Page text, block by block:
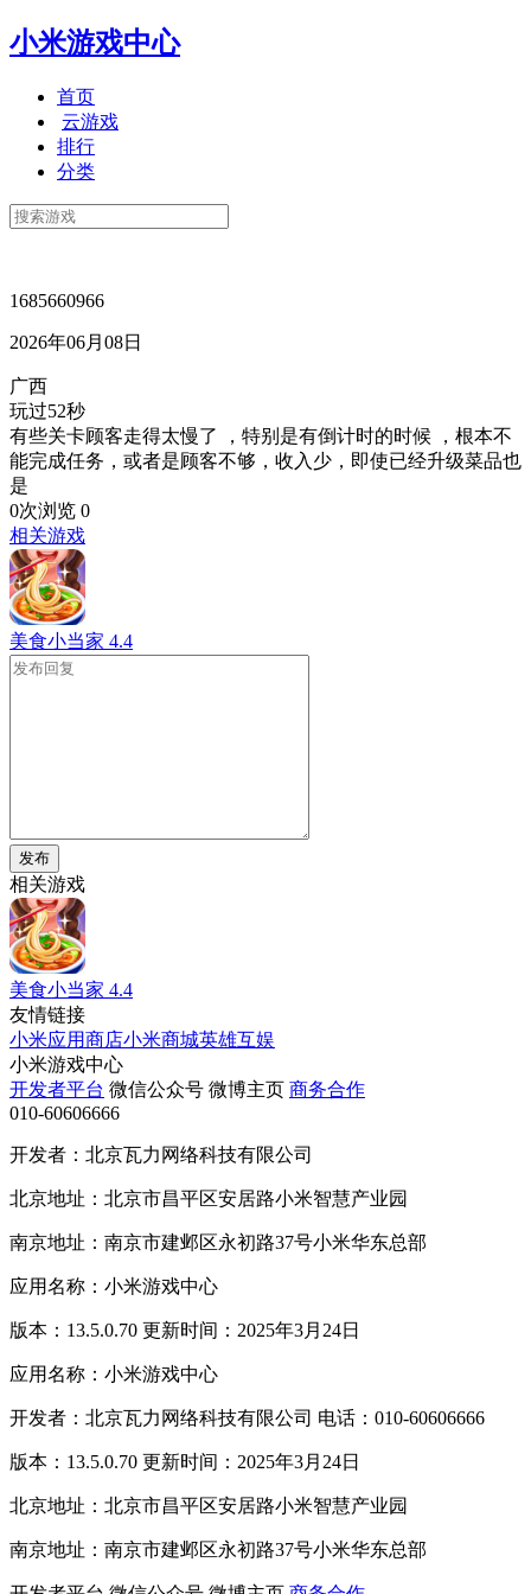
小米游戏中心
首页
云游戏
排行
分类
1685660966
2026年06月08日
广西
玩过52秒
有些关卡顾客走得太慢了 ，特别是有倒计时的时候 ，根本不
能完成任务，或者是顾客不够，收入少，即使已经升级菜品也
是
0次浏览 0
相关游戏
美食小当家 4.4
发布
相关游戏
美食小当家 4.4
友情链接
小米应用商店小米商城英雄互娱
小米游戏中心
开发者平台 微信公众号 微博主页 商务合作
010-60606666
开发者：北京瓦力网络科技有限公司
北京地址：北京市昌平区安居路小米智慧产业园
南京地址：南京市建邺区永初路37号小米华东总部
应用名称：小米游戏中心
版本：13.5.0.70 更新时间：2025年3月24日
应用名称：小米游戏中心
开发者：北京瓦力网络科技有限公司 电话：010-60606666
版本：13.5.0.70 更新时间：2025年3月24日
北京地址：北京市昌平区安居路小米智慧产业园
南京地址：南京市建邺区永初路37号小米华东总部